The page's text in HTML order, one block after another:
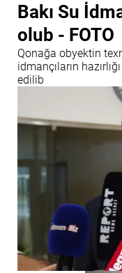
Bakı Su
olub - FOTO
Qonağa obyektin
idmançıların
edilib